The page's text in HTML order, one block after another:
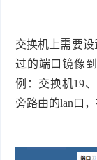
交换机上需要设
过的端口镜像
例：交换机19
旁路由的lan口